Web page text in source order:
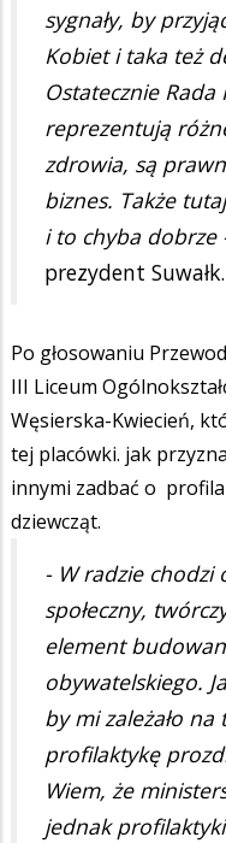
sygnały, by
Kobiet i taka też
Ostatecznie
reprezentują
zdrowia, są
biznes. Także
i to chyba dobrze
prezydent Suwałk.
Po głosowaniu
III Liceum
Węsierska-Kwiecień,
tej placówki. jak
innymi zadbać o
dziewcząt.
- W radzie chodzi
społeczny,
element
obywatelskiego.
by mi zależało
profilaktykę
Wiem, że
jednak